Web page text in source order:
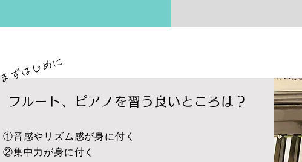
​フルート、ピアノを習う良いところは？
①音感やリズム感が身に付く
②集中力が身に付く
​まずはじめに